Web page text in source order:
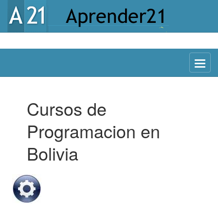
Menu
Cursos de
Programacion en
Bolivia